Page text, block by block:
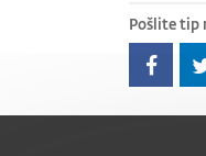
Pošlite tip